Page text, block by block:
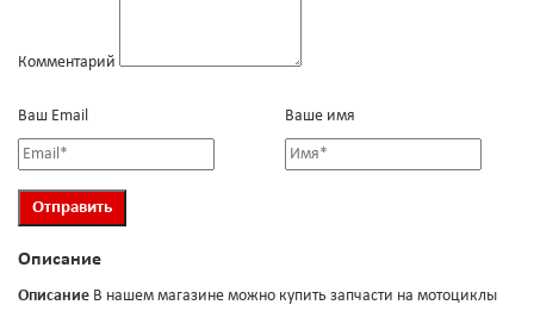
Комментарий
Ваш Email Ваше имя
Описание
Описание В нашем магазине можно купить запчасти на мотоциклы